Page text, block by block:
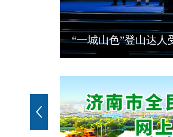
泉城夏韵 繁花逐光